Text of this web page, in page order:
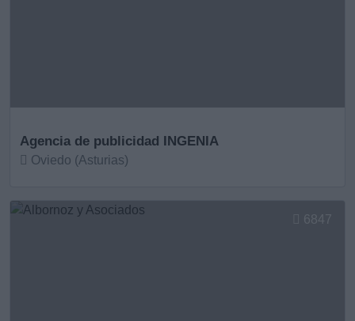
Agencia de publicidad INGENIA
Oviedo (Asturias)
6847